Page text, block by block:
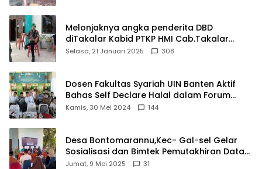
Melonjaknya angka penderita DBD
diTakalar Kabid PTKP HMI Cab.Takalar
angkat bicara
Selasa, 21 Januari 2025 308
Dosen Fakultas Syariah UIN Banten Aktif
Bahas Self Declare Halal dalam Forum
Ijtima Ulama MUI
Kamis, 30 Mei 2024 144
Desa Bontomarannu,Kec- Gal-sel Gelar
Sosialisasi dan Bimtek Pemutakhiran Data
ID
Jumat, 9 Mei 2025 31